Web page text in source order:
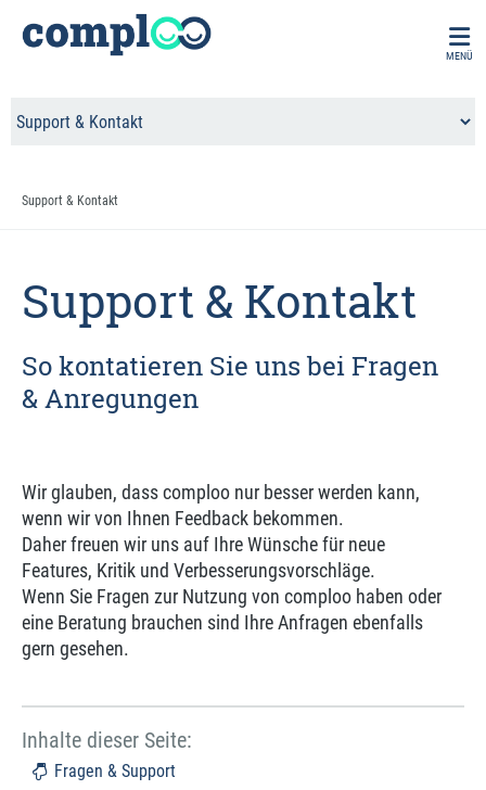
MENÜ
Support & Kontakt
Support & Kontakt
So kontatieren Sie uns bei Fragen
& Anregungen
Wir glauben, dass comploo nur besser werden kann,
wenn wir von Ihnen Feedback bekommen.
Daher freuen wir uns auf Ihre Wünsche für neue
Features, Kritik und Verbesserungsvorschläge.
Wenn Sie Fragen zur Nutzung von comploo haben oder
eine Beratung brauchen sind Ihre Anfragen ebenfalls
gern gesehen.
Inhalte dieser Seite:
Fragen & Support